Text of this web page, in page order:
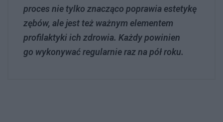
proces nie tylko znacząco poprawia estetykę
zębów, ale jest też ważnym elementem
profilaktyki ich zdrowia. Każdy powinien
go wykonywać regularnie raz na pół roku.